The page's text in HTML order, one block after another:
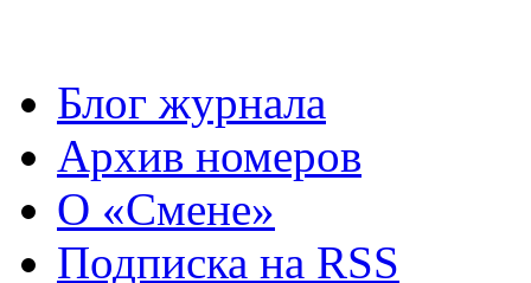
Блог журнала
Архив номеров
О «Смене»
Подписка на RSS